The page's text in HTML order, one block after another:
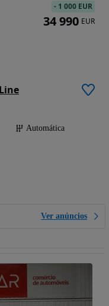
Automática
Ver anúncios
- 1 000 EUR
34 990 EUR